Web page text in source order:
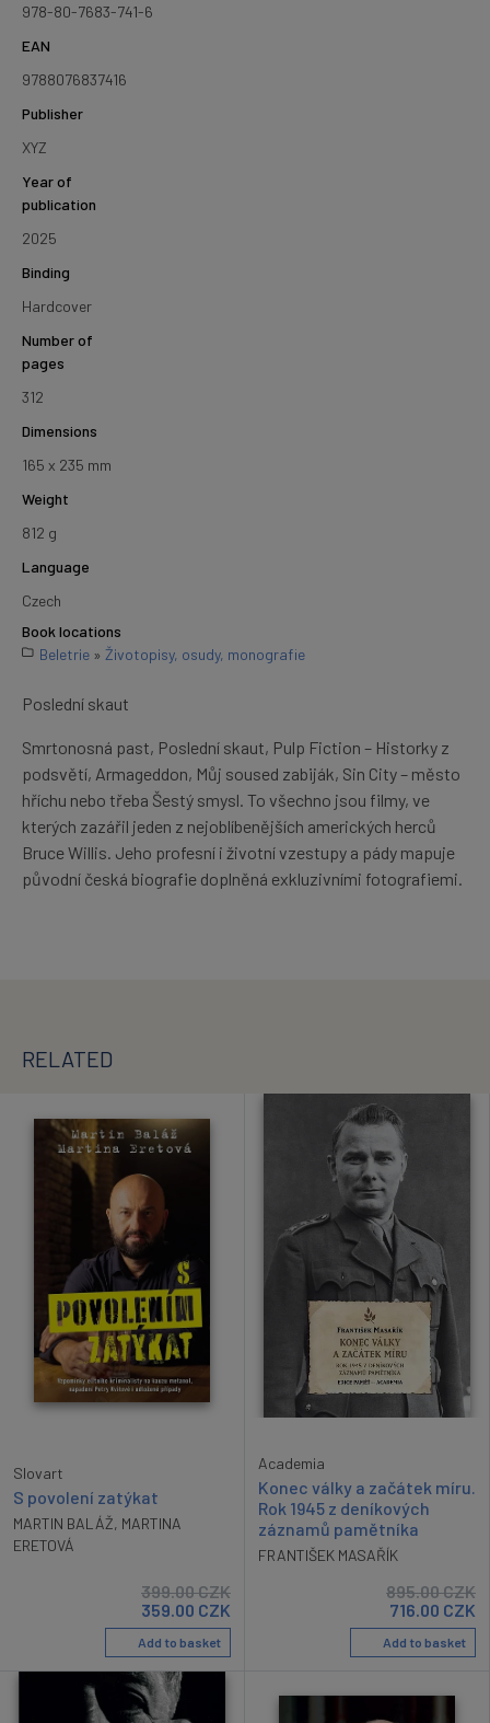
978-80-7683-741-6
EAN
9788076837416
Publisher
XYZ
Year of
publication
2025
Binding
Hardcover
Number of
pages
312
Dimensions
165 x 235 mm
Weight
812 g
Language
Czech
Book locations
Beletrie » Životopisy, osudy, monografie
Poslední skaut
Smrtonosná past, Poslední skaut, Pulp Fiction – Historky z
podsvětí, Armageddon, Můj soused zabiják, Sin City – město
hříchu nebo třeba Šestý smysl. To všechno jsou filmy, ve
kterých zazářil jeden z nejoblíbenějších amerických herců
Bruce Willis. Jeho profesní i životní vzestupy a pády mapuje
původní česká biografie doplněná exkluzivními fotografiemi.
RELATED
Slovart
S povolení zatýkat
MARTIN BALÁŽ, MARTINA
ERETOVÁ
399.00CZK
359.00 CZK
Add to basket
Academia
Konec války a začátek míru.
Rok 1945 z deníkových
záznamů pamětníka
FRANTIŠEK MASAŘÍK
895.00CZK
716.00 CZK
Add to basket